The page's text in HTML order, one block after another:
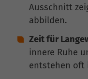
Ausschnitt
abbilden.
Zeit für
innere Ruhe
entstehen oft